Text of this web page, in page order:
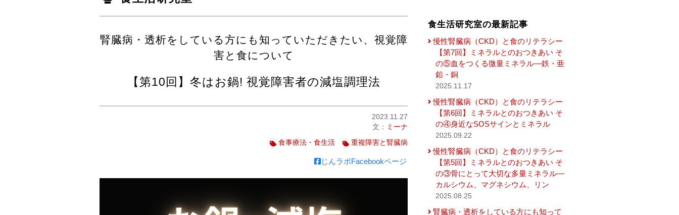
腎臓病・透析をしている方にも知っていただきたい、視覚障
害と食について
【第10回】冬はお鍋! 視覚障害者の減塩調理法
2023.11.27
文： ミーナ
食事療法・食生活 重複障害と腎臓病
じんラボFacebookページ
食生活研究室の最新記事
慢性腎臓病（CKD）と食のリテラシー
【第7回】ミネラルとのおつきあい そ
の⑤血をつくる微量ミネラル―鉄・亜
鉛・銅
2025.11.17
慢性腎臓病（CKD）と食のリテラシー
【第6回】ミネラルとのおつきあい そ
の④身近なSOSサインとミネラル
2025.09.22
慢性腎臓病（CKD）と食のリテラシー
【第5回】ミネラルとのおつきあい そ
の③骨にとって大切な多量ミネラル―
カルシウム、マグネシウム、リン
2025.08.25
腎臓病・透析をしている方にも知って